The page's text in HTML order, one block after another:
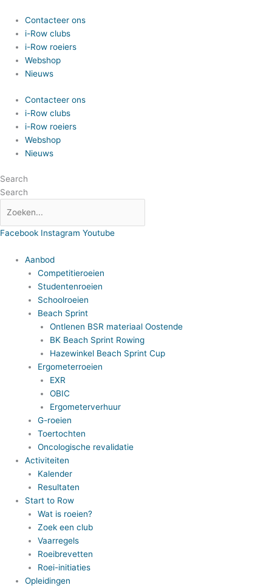
naar
inhoud
Contacteer ons
i-Row clubs
i-Row roeiers
Webshop
Nieuws
Contacteer ons
i-Row clubs
i-Row roeiers
Webshop
Nieuws
Search
Search
Facebook Instagram Youtube
Aanbod
Competitieroeien
Studentenroeien
Schoolroeien
Beach Sprint
Ontlenen BSR materiaal Oostende
BK Beach Sprint Rowing
Hazewinkel Beach Sprint Cup
Ergometerroeien
EXR
OBIC
Ergometerverhuur
G-roeien
Toertochten
Oncologische revalidatie
Activiteiten
Kalender
Resultaten
Start to Row
Wat is roeien?
Zoek een club
Vaarregels
Roeibrevetten
Roei-initiaties
Opleidingen